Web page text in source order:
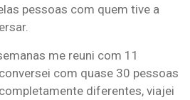
pessoas com quem tive a
me reuni com 11
com quase 30 pessoas
diferentes, viajei